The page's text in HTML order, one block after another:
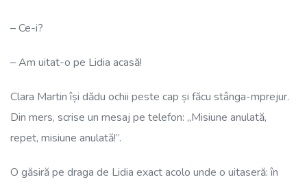
– Ce-i?
– Am uitat-o pe Lidia acasă!
Clara Martin își dădu ochii peste cap și făcu stânga-mprejur.
Din mers, scrise un mesaj pe telefon: „Misiune anulată,
repet, misiune anulată!”.
O găsiră pe draga de Lidia exact acolo unde o uitaseră: în